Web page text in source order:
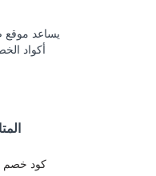
يساعد
أكواد
كود خصم